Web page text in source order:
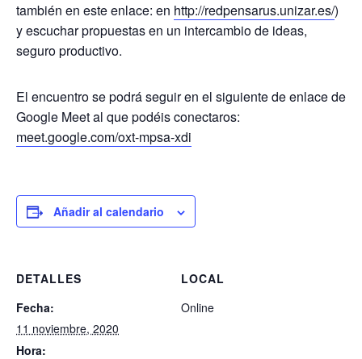
también en este enlace: en http://redpensarus.unizar.es/)
y escuchar propuestas en un intercambio de ideas,
seguro productivo.
El encuentro se podrá seguir en el siguiente de enlace de
Google Meet al que podéis conectaros:
meet.google.com/oxt-mpsa-xdi
Añadir al calendario
DETALLES
Fecha:
11 noviembre, 2020
Hora:
LOCAL
Online